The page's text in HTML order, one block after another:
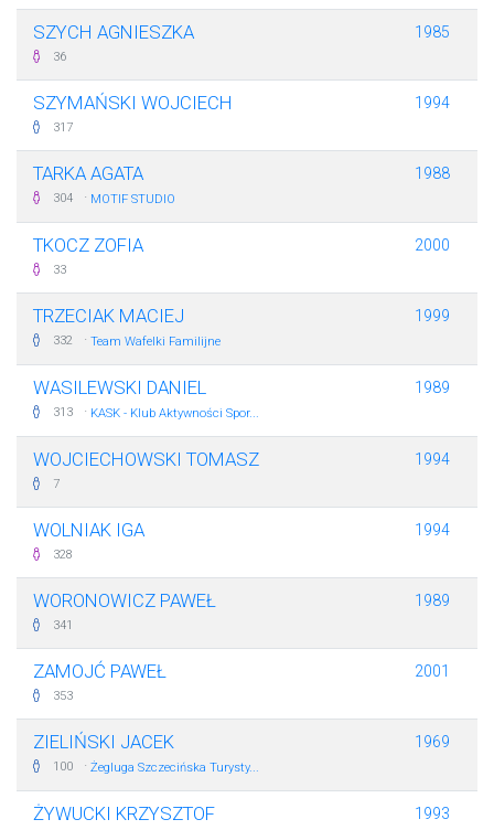
SZYCH AGNIESZKA
36
1985
SZYMAŃSKI WOJCIECH
317
1994
TARKA AGATA
304 · MOTIF STUDIO
1988
TKOCZ ZOFIA
33
2000
TRZECIAK MACIEJ
332 · Team Wafelki Familijne
1999
WASILEWSKI DANIEL
313 · KASK - Klub Aktywności Spor...
1989
WOJCIECHOWSKI TOMASZ
7
1994
WOLNIAK IGA
328
1994
WORONOWICZ PAWEŁ
341
1989
ZAMOJĆ PAWEŁ
353
2001
ZIELIŃSKI JACEK
100 · Żegluga Szczecińska Turysty...
1969
ŻYWUCKI KRZYSZTOF 1993